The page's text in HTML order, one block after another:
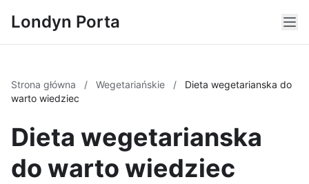
Londyn Porta
Strona główna / Wegetariańskie /
Dieta wegetarianska do
warto wiedziec
Dieta wegetarianska
do warto wiedziec